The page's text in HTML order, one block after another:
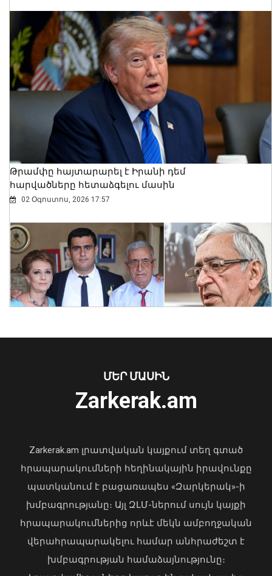
2026-ի առաջին կիսամյակում
ընտանեկան բռնության 204 գործ է
ուղարկվել դատարան. ՔԿ
07 Օգոստոս, 2026 12:27
Երևանի վարչական շրջանների
դատախազությունները դատարան են
ուղարկել ծանր և առանձնապես ծանր
քրեական վարույթ
ՌԴ սահմանափակումները
Հայաստանում բացասական
ընկալում են առաջացնում ԵԱՏՄ-ի
Թրամփը հայտարարել է Իրանի դեմ
հարվածները հետաձգելու մասին
02 Օգոստոս, 2026 17:57
«Պարտվեցինք դաժան հիվանդության
04 Օգոստոս, 2026 19:12
ՄԵՐ ՄԱՍԻՆ
Zarkerak.am
Zarkerak.am լրատվական կայքում տեղ գտած
հրապարակումների հեղինակային իրավունքը
պատկանում է բացառապես «Զարկերակ»-ի
խմբագրությանը։ Այլ ԶԼՄ-ներում սույն կայքի
հրապարակումներից որևէ մեկն ամբողջական
վերահրապարակելու համար անհրաժեշտ է
խմբագրության համաձայնությունը։